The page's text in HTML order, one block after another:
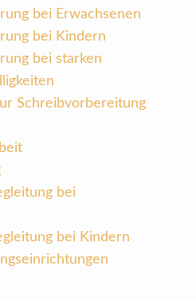
bei Erwachsenen
bei Kindern
bei starken
Schreibvorbereitung
bei
bei Kindern